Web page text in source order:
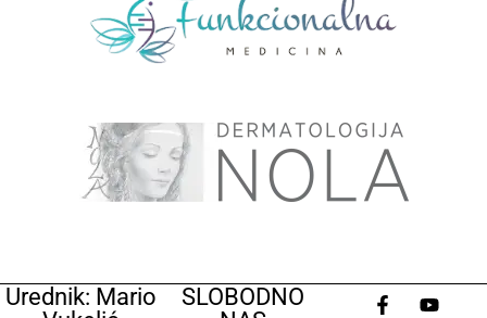
Urednik: Mario
SLOBODNO